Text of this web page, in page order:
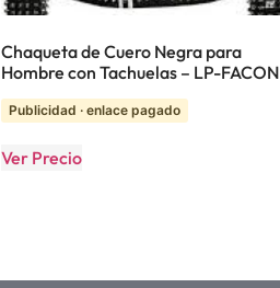
Chaqueta de Cuero Negra para
Hombre con Tachuelas – LP-FACON
Publicidad · enlace pagado
Ver Precio